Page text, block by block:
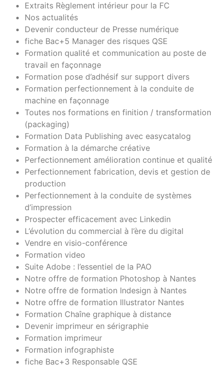
Extraits Règlement intérieur pour la FC
Nos actualités
Devenir conducteur de Presse numérique
fiche Bac+5 Manager des risques QSE
Formation qualité et communication au poste de
travail en façonnage
Formation pose d’adhésif sur support divers
Formation perfectionnement à la conduite de
machine en façonnage
Toutes nos formations en finition / transformation
(packaging)
Formation Data Publishing avec easycatalog
Formation à la démarche créative
Perfectionnement amélioration continue et qualité
Perfectionnement fabrication, devis et gestion de
production
Perfectionnement à la conduite de systèmes
d’impression
Prospecter efficacement avec Linkedin
L’évolution du commercial à l’ère du digital
Vendre en visio-conférence
Formation video
Suite Adobe : l’essentiel de la PAO
Notre offre de formation Photoshop à Nantes
Notre offre de formation Indesign à Nantes
Notre offre de formation Illustrator Nantes
Formation Chaîne graphique à distance
Devenir imprimeur en sérigraphie
Formation imprimeur
Formation infographiste
fiche Bac+3 Responsable QSE